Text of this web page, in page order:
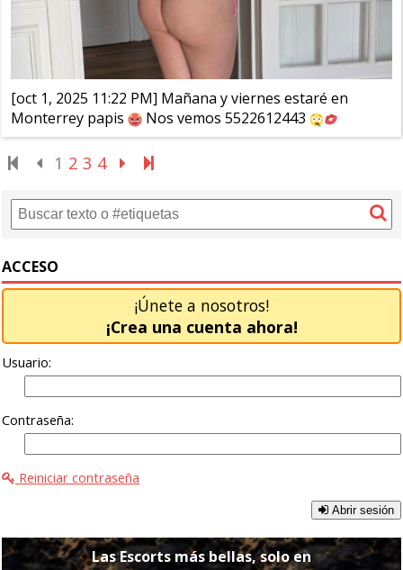
[oct 1, 2025 11:22 PM] Mañana y viernes estaré en
Monterrey papis
Nos vemos 5522612443
1 2 3 4
ACCESO
¡Únete a nosotros!
¡Crea una cuenta ahora!
Usuario:
Contraseña:
Reiniciar contraseña
Abrir sesión
Las Escorts más bellas, solo en